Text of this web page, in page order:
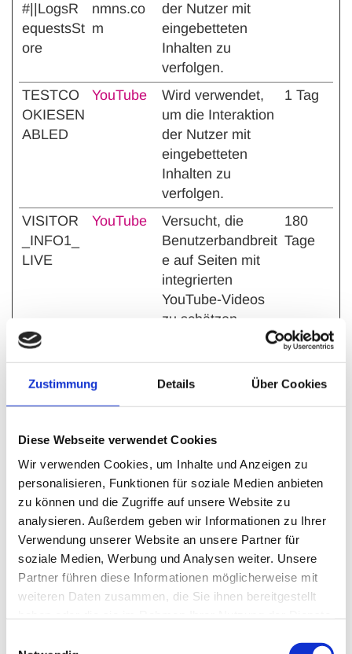
Zustimmung Details Über Cookies
Diese Webseite verwendet Cookies
Wir verwenden Cookies, um Inhalte und Anzeigen zu
personalisieren, Funktionen für soziale Medien anbieten
zu können und die Zugriffe auf unsere Website zu
analysieren. Außerdem geben wir Informationen zu Ihrer
Verwendung unserer Website an unsere Partner für
soziale Medien, Werbung und Analysen weiter. Unsere
Partner führen diese Informationen möglicherweise mit
weiteren Daten zusammen, die Sie ihnen bereitgestellt
#||LogsR
equestsSt
ore
nmns.co
m
der Nutzer mit
eingebetteten
Inhalten zu
verfolgen.
TESTCO
OKIESEN
ABLED
YouTube
Wird verwendet,
um die Interaktion
der Nutzer mit
eingebetteten
Inhalten zu
verfolgen.
1 Tag
VISITOR
_INFO1_
LIVE
YouTube
Versucht, die
Benutzerbandbreit
e auf Seiten mit
integrierten
YouTube-Videos
zu schätzen.
180
Tage
YSC
eindeutige ID, um
Statistiken der
Videos von
Benutzer gesehen
hat, zu behalten.
Sitzun
g
yt-icons-
purged
site-
assets.cd
nmns.co
Notwendig für die
und Funktionalität
von YouTube-
Videoinhalten auf
der Website.
Bestän
ytidb::LA
site-
Wird verwendet,
Bestän